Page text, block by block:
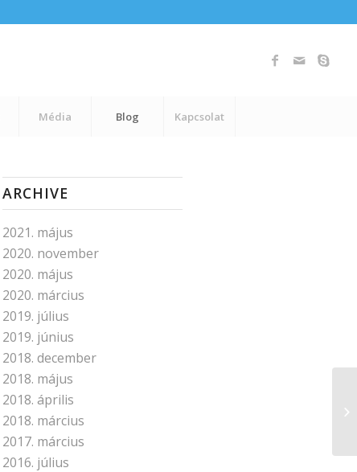
Média Blog Kapcsolat
ARCHIVE
2021. május
2020. november
2020. május
2020. március
2019. július
2019. június
2018. december
2018. május
2018. április
2018. március
2017. március
2016. július